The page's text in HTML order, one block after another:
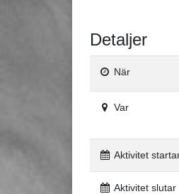
Detaljer
När
Var
Aktivitet
Aktivitet slutar